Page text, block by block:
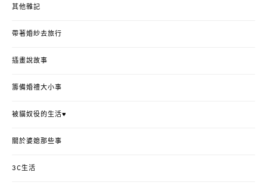
其他雜記
帶著婚紗去旅行
插畫說故事
籌備婚禮大小事
被貓奴役的生活♥
關於婆媳那些事
3C生活